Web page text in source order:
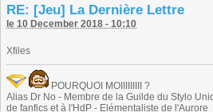
RE: [Jeu] La Dernière Lettre
le 10 December 2018 - 10:10
Xfiles
POURQUOI MOIIIIIIIII ?
Alias Dr No - Membre de la Guilde du Stylo
de fanfics et à l'HdP - Elémentaliste de l'Aurore